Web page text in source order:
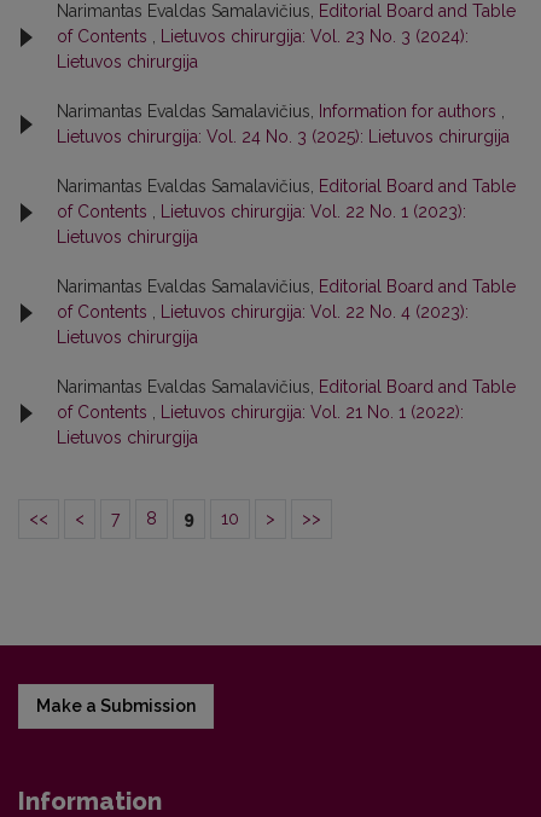
Narimantas Evaldas Samalavičius,
Editorial Board and Table
of Contents
Lietuvos chirurgija: Vol. 23 No. 3 (2024):
Lietuvos chirurgija
Narimantas Evaldas Samalavičius, Information for authors
Lietuvos chirurgija: Vol. 24 No. 3 (2025): Lietuvos chirurgija
Narimantas Evaldas Samalavičius,
Editorial Board and Table
of Contents
Lietuvos chirurgija: Vol. 22 No. 1 (2023):
Lietuvos chirurgija
Narimantas Evaldas Samalavičius,
Editorial Board and Table
of Contents
Lietuvos chirurgija: Vol. 22 No. 4 (2023):
Lietuvos chirurgija
Narimantas Evaldas Samalavičius,
Editorial Board and Table
of Contents
Lietuvos chirurgija: Vol. 21 No. 1 (2022):
Lietuvos chirurgija
<< < 7 8 9 10 > >>
Make a Submission
Information